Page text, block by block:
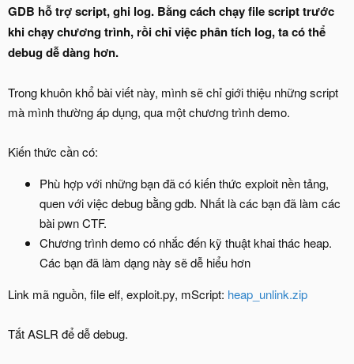
GDB hỗ trợ script, ghi log. Bằng cách chạy file script trước
khi chạy chương trình, rồi chỉ việc phân tích log, ta có thể
debug dễ dàng hơn.
Trong khuôn khổ bài viết này, mình sẽ chỉ giới thiệu những script
mà mình thường áp dụng, qua một chương trình demo.
Kiến thức cần có:
Phù hợp với những bạn đã có kiến thức exploit nền tảng,
quen với việc debug bằng gdb. Nhất là các bạn đã làm các
bài pwn CTF.
Chương trình demo có nhắc đến kỹ thuật khai thác heap.
Các bạn đã làm dạng này sẽ dễ hiểu hơn
Link mã nguồn, file elf, exploit.py, mScript: heap_unlink.zip
Tắt ASLR để dễ debug.